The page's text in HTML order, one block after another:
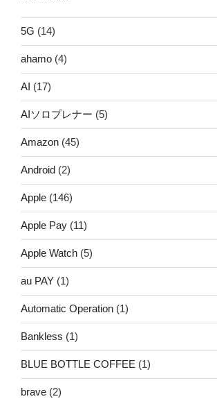
5G (14)
ahamo (4)
AI (17)
AIソロプレナー (5)
Amazon (45)
Android (2)
Apple (146)
Apple Pay (11)
Apple Watch (5)
au PAY (1)
Automatic Operation (1)
Bankless (1)
BLUE BOTTLE COFFEE (1)
brave (2)